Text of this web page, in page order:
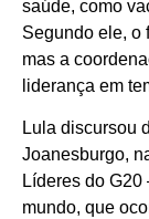
saúde, como
Segundo ele, o
mas a
liderança em
Lula discursou
Joanesburgo,
Líderes do
mundo, que